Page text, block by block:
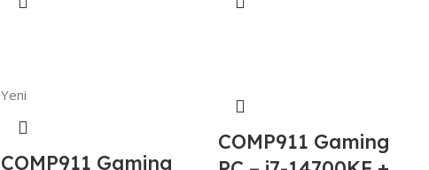
Yeni
COMP911 Gaming
COMP911 Gaming